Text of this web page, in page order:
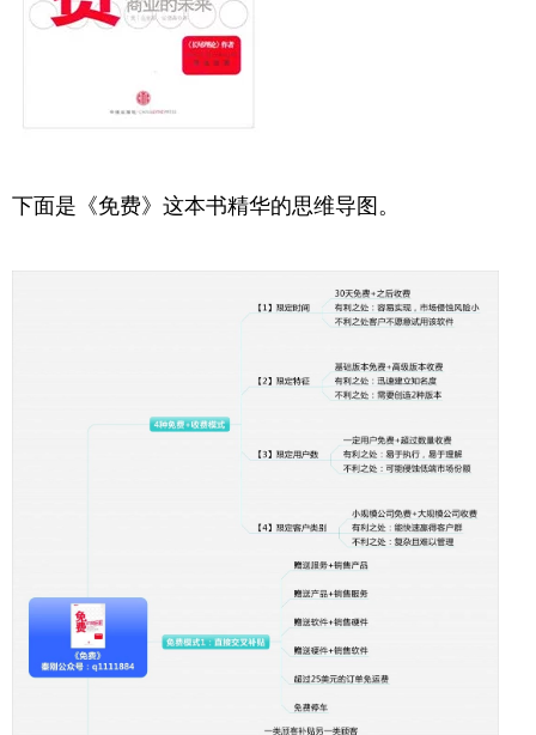
下面是《免费》这本书精华的思维导图。